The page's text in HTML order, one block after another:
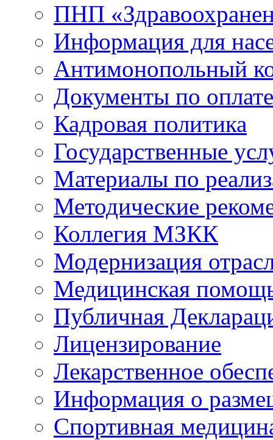
ПНП
Информация для
Антимонопольный
Документы по
Кадровая политика
Государственные
Материалы по
Методические
Коллегия МЗКК
Модернизация
Медицинская
Публичная
Лицензирование
Лекарственное
Информация о
Спортивная